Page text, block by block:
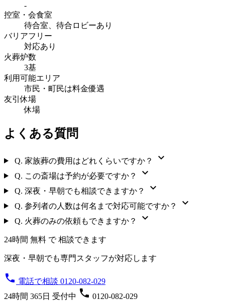
-
控室・会食室
待合室、待合ロビーあり
バリアフリー
対応あり
火葬炉数
3基
利用可能エリア
市民・町民は料金優遇
友引休場
休場
よくある質問
Q. 家族葬の費用はどれくらいですか？ expand_more
Q. この斎場は予約が必要ですか？ expand_more
Q. 深夜・早朝でも相談できますか？ expand_more
Q. 参列者の人数は何名まで対応可能ですか？ expand_more
Q. 火葬のみの依頼もできますか？ expand_more
24時間 無料 で 相談できます
深夜・早朝でも専門スタッフが対応します
phone 電話で相談 0120-082-029
24時間 365日 受付中 phone 0120-082-029